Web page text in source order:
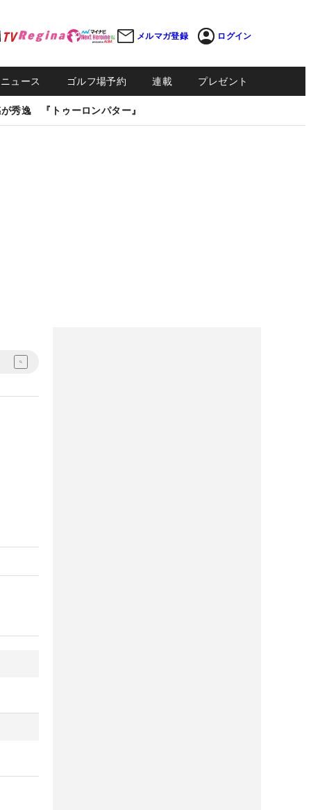
メルマガ登録 ログイン
ュース ゴルフ場予約 連載 プレゼント
秀逸 『トゥーロンパター』